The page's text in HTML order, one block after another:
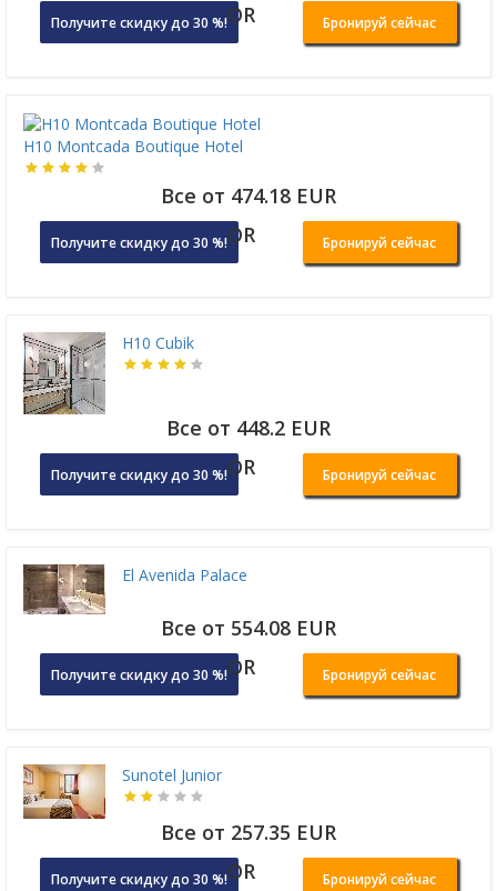
Получите скидку до 30 %!OR Бронируй сейчас
H10 Montcada Boutique Hotel
Все от 474.18 EUR
Получите скидку до 30 %!OR Бронируй сейчас
H10 Cubik
Все от 448.2 EUR
Получите скидку до 30 %!OR Бронируй сейчас
El Avenida Palace
Все от 554.08 EUR
Получите скидку до 30 %!OR Бронируй сейчас
Sunotel Junior
Все от 257.35 EUR
Получите скидку до 30 %!OR Бронируй сейчас